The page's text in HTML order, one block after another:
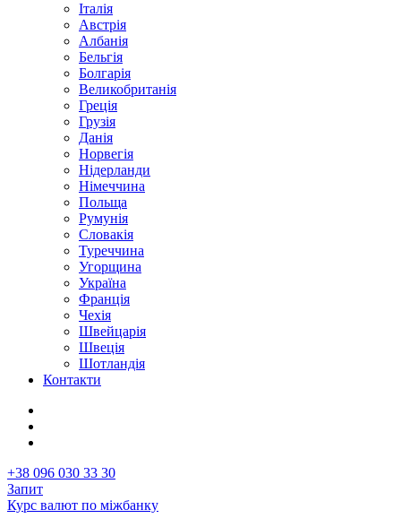
Італія
Австрія
Албанія
Бельгія
Болгарія
Великобританія
Греція
Грузія
Данія
Норвегія
Нідерланди
Німеччина
Польща
Румунія
Словакія
Туреччина
Угорщина
Україна
Франція
Чехія
Швейцарія
Швеція
Шотландія
Контакти
+38 096 030 33 30
Запит
Курс валют по міжбанку